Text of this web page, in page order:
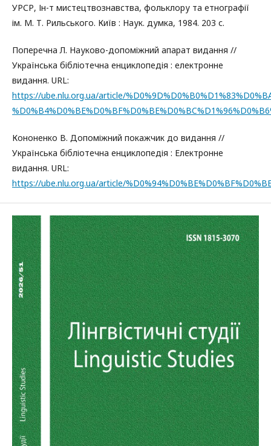
УРСР, Ін-т мистецтвознавства, фольклору та етнографії
ім. М. Т. Рильського. Київ : Наук. думка, 1984. 203 с.
Поперечна Л. Науково-допоміжний апарат видання //
Українська бібліотечна енциклопедія : електронне
видання. URL:
https://ube.nlu.org.ua/article/
Кононенко В. Допоміжний покажчик до видання //
Українська бібліотечна енциклопедія : Електронне
видання. URL:
https://ube.nlu.org.ua/article/